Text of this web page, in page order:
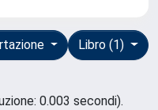
Libro (1)
0.003 secondi).